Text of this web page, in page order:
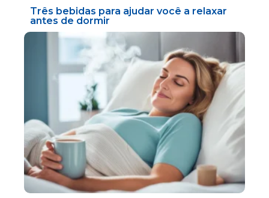
Três bebidas para ajudar você a relaxar
antes de dormir